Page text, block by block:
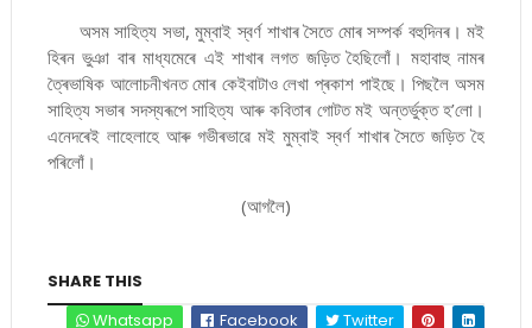
অসম সাহিত্য সভা, মুম্বাই স্বৰ্ণ শাখাৰ সৈতে মোৰ সম্পৰ্ক বহুদিনৰ। মই
হিৰন ভুঞা বাৰ মাধ্যমেৰে এই শাখাৰ লগত জড়িত হৈছিলোঁ। মহাবাহু নামৰ
ত্ৰৈভাষিক আলোচনীখনত মোৰ কেইবাটাও লেখা প্ৰকাশ পাইছে। পিছলৈ অসম
সাহিত্য সভাৰ সদস্যৰূপে সাহিত্য আৰু কবিতাৰ গোটত মই অন্তৰ্ভুক্ত হ’লো।
এনেদৰেই লাহেলাহে আৰু গভীৰভাৱে মই মুম্বাই স্বৰ্ণ শাখাৰ সৈতে জড়িত হৈ
পৰিলোঁ।
(আগলৈ)
SHARE THIS
Whatsapp
Facebook Twitter